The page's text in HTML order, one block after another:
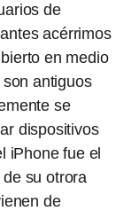
de
acérrimos
en medio
antiguos
se
dispositivos
iPhone fue el
su otrora
de